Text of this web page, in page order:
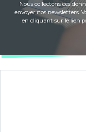
Nous collectons ces
envoyer nos newsletters.
en cliquant sur le lien